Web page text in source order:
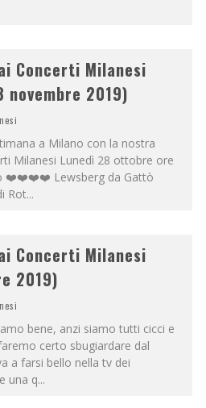
Concerti Milanesi
2019)
a Milano con la nostra
Milanesi Lunedì 28 ottobre ore
❤️❤️❤️❤️ Lewsberg da Gattò
Rot...
Concerti Milanesi
2019)
bene, anzi siamo tutti cicci e
certo sbugiardare dal
a farsi bello nella tv dei
una q...